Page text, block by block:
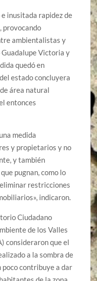
inusitada rapidez de
provocando
ambientalistas y
Victoria y
quedó en
estado concluyera
área natural
entonces
medida
y propietarios y no
y también
pugnan, como lo
eliminar restricciones
indicaron.
Ciudadano
de los Valles
consideraron que el
a la sombra de
poco contribuye a dar